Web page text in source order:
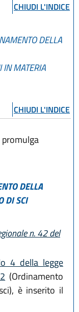
CHIUDI L'INDICE
DELLA
IN MATERIA
CHIUDI L'INDICE
DELLA
DI SCI
n. 42 del
4 della legge
(Ordinamento
è inserito il